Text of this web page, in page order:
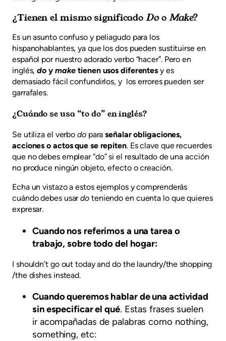
¿Tienen el mismo significadoDooMake?
Es un asunto confuso y peliagudo para los
hispanohablantes, ya que los dos pueden sustituirse en
español por nuestro adorado verbo “hacer”. Pero en
inglés,do y make tienen usos diferentes y es
demasiado fácil confundirlos, y los errores pueden ser
garrafales.
¿Cuándo se usa “to do” en inglés?
Se utiliza el verbo doparaseñalar obligaciones,
acciones o actos que se repiten. Es clave que recuerdes
que no debes emplear “do” si el resultado de una acción
no produce ningún objeto, efecto o creación.
Echa un vistazo a estos ejemplos y comprenderás
cuándo debes usardo teniendo en cuenta lo que quieres
expresar.
Cuando nos referimos a una tarea o
trabajo, sobre todo del hogar:
I shouldn’t go out today and do the laundry/the shopping
/the dishes instead.
Cuando queremos hablar de una actividad
sin especificar el qué. Estas frases suelen
ir acompañadas de palabras como nothing,
something, etc: